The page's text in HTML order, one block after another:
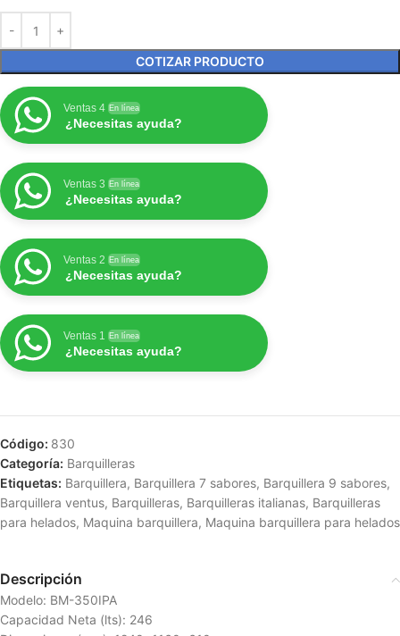
COTIZAR PRODUCTO
Ventas 4 En línea
¿Necesitas ayuda?
Ventas 3 En línea
¿Necesitas ayuda?
Ventas 2 En línea
¿Necesitas ayuda?
Ventas 1 En línea
¿Necesitas ayuda?
Código: 830
Categoría: Barquilleras
Etiquetas: Barquillera, Barquillera 7 sabores, Barquillera 9 sabores,
Barquillera ventus, Barquilleras, Barquilleras italianas, Barquilleras
para helados, Maquina barquillera, Maquina barquillera para helados
Descripción
Modelo: BM-350IPA
Capacidad Neta (lts): 246